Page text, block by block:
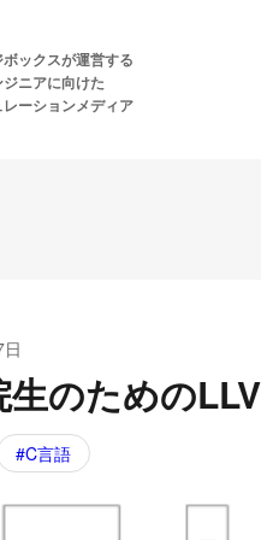
ボックスが運営する
ジニアに向けた
レーションメディア
生のための
C言語